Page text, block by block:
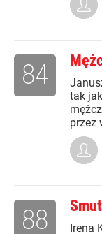
tak
przez
84
Irena
88